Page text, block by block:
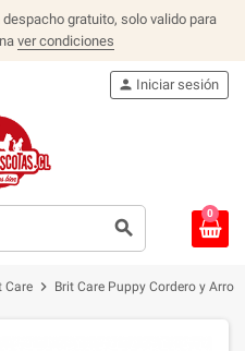
gratuito, solo valido para
ver condiciones
search
person Iniciar sesión
0
Care chevron_right Brit Care Puppy Cordero y Arroz